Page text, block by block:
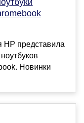
HP представила
Новинки